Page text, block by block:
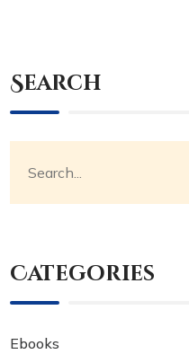
Search
Categories
Ebooks